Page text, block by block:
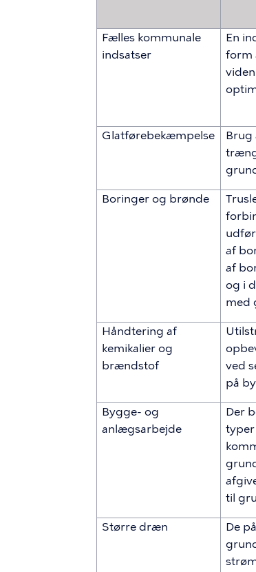
Fælles kommunale
indsatser
En
form
Glatførebekæmpelse
Brug
Boringer og brønde
af
af
og i
med
Håndtering af
kemikalier og
brændstof
ved
på
Bygge- og
anlægsarbejde
Der
typer
til
Større dræn
De